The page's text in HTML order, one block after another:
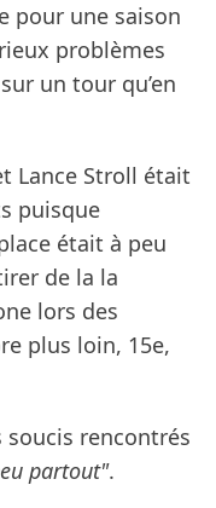
pour une saison
problèmes
un tour qu’en
Lance Stroll était
puisque
était à peu
de la la
lors des
plus loin, 15e,
rencontrés
partout".